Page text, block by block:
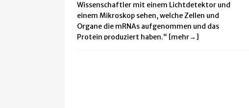
Wissenschaftler mit einem Lichtdetektor und
einem Mikroskop sehen, welche Zellen und
Organe die mRNAs aufgenommen und das
Protein produziert haben.“ [mehr→]